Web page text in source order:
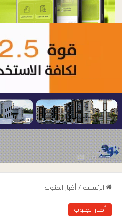
الرئيسية / أخبار الجنوب
أخبار الجنوب